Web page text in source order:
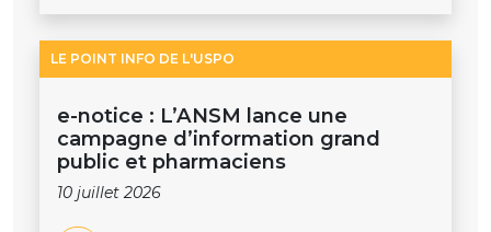
LE POINT INFO DE L'USPO
e-notice : L’ANSM lance une
campagne d’information grand
public et pharmaciens
10 juillet 2026